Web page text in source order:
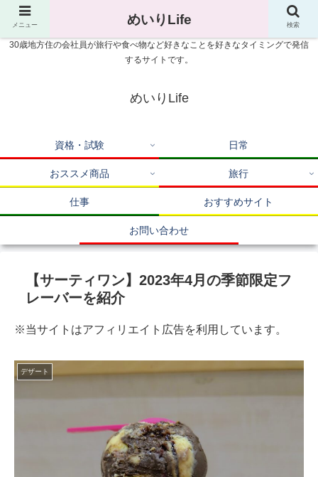
30歳地方住の会社員が旅行や食べ物など好きなことを好きなタイミングで発信
するサイトです。
めいりLife
資格・試験 日常
おススメ商品 旅行
仕事 おすすめサイト
お問い合わせ
【サーティワン】2023年4月の季節限定フ
レーバーを紹介
※当サイトはアフィリエイト広告を利用しています。
デザート
メニュー めいりLife 検索